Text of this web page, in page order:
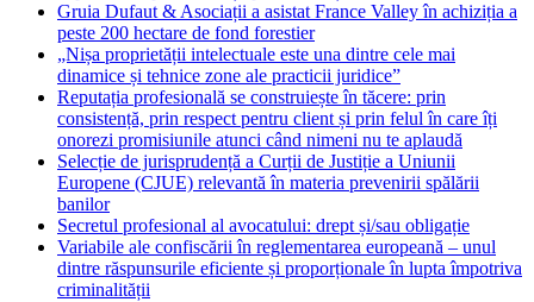
Gruia Dufaut & Asociații a asistat France Valley în achiziția a
peste 200 hectare de fond forestier
„Nișa proprietății intelectuale este una dintre cele mai
dinamice și tehnice zone ale practicii juridice”
Reputația profesională se construiește în tăcere: prin
consistență, prin respect pentru client și prin felul în care îți
onorezi promisiunile atunci când nimeni nu te aplaudă
Selecție de jurisprudență a Curții de Justiție a Uniunii
Europene (CJUE) relevantă în materia prevenirii spălării
banilor
Secretul profesional al avocatului: drept și/sau obligație
Variabile ale confiscării în reglementarea europeană – unul
dintre răspunsurile eficiente și proporționale în lupta împotriva
criminalității